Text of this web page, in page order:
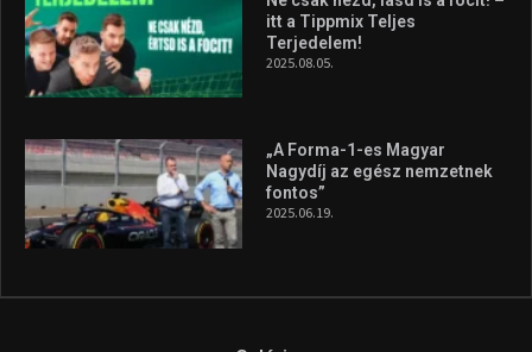
itt a Tippmix Teljes
Terjedelem!
2025.08.05.
„A Forma-1-es Magyar
Nagydíj az egész nemzetnek
fontos”
2025.06.19.